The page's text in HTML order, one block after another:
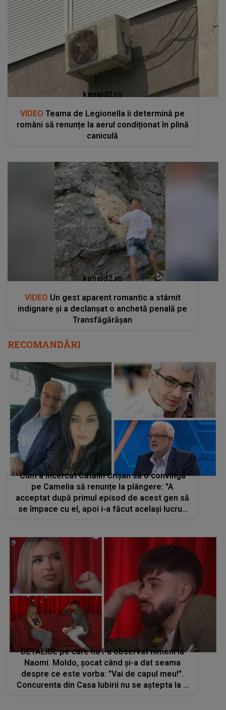
kanald2.ro
VIDEO Teama de Legionella îi determină pe
români să renunțe la aerul condiționat în plină
caniculă
kanald2.ro
VIDEO Un gest aparent romantic a stârnit
indignare și a declanșat o anchetă penală pe
Transfăgărășan
RECOMANDĂRI
Cum a încercat Cătălin Crișan să o convingă
pe Camelia să renunțe la plângere: "A
acceptat după primul episod de acest gen să
se împace cu el, apoi i-a făcut același lucru".
DETALIUL pe care nu l-a observat nimeni la
Naomi. Moldo, șocat când și-a dat seama
despre ce este vorba: "Vai de capul meu!".
Concurenta din Casa Iubirii nu se aștepta la o